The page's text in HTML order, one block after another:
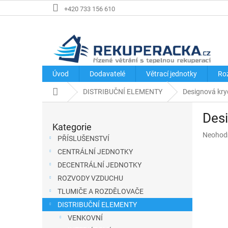
na
+420 733 156 610
Úvod Dodavatelé Větrací jednotky
Domů DISTRIBUČNÍ ELEMENTY Designová
n
í
Přeskočit
kategorie
Kategorie
PŘÍSLUŠENSTVÍ
CENTRÁLNÍ JEDNOTKY
DECENTRÁLNÍ JEDNOTKY
ROZVODY VZDUCHU
TLUMIČE A ROZDĚLOVAČE
DISTRIBUČNÍ ELEMENTY
VENKOVNÍ